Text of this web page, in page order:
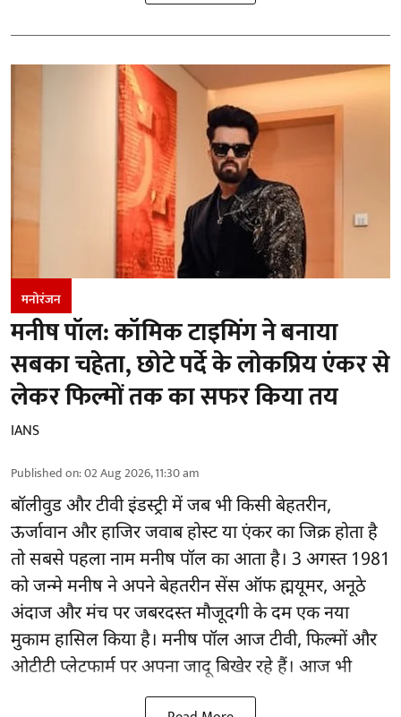
मनोरंजन
मनीष पॉल: कॉमिक टाइमिंग ने बनाया
सबका चहेता, छोटे पर्दे के लोकप्रिय एंकर से
लेकर फिल्मों तक का सफर किया तय
IANS
Published on:02 Aug 2026, 11:30 am
बॉलीवुड और टीवी इंडस्ट्री में जब भी किसी बेहतरीन,
ऊर्जावान और हाजिर जवाब होस्ट या एंकर का जिक्र होता है
तो सबसे पहला नाम मनीष पॉल का आता है। 3 अगस्त 1981
को जन्मे मनीष ने अपने बेहतरीन सेंस ऑफ ह्मयूमर, अनूठे
अंदाज और मंच पर जबरदस्त मौजूदगी के दम एक नया
मुकाम हासिल किया है। मनीष पॉल आज टीवी, फिल्मों और
ओटीटी प्लेटफार्म पर अपना जादू बिखेर रहे हैं। आज भी